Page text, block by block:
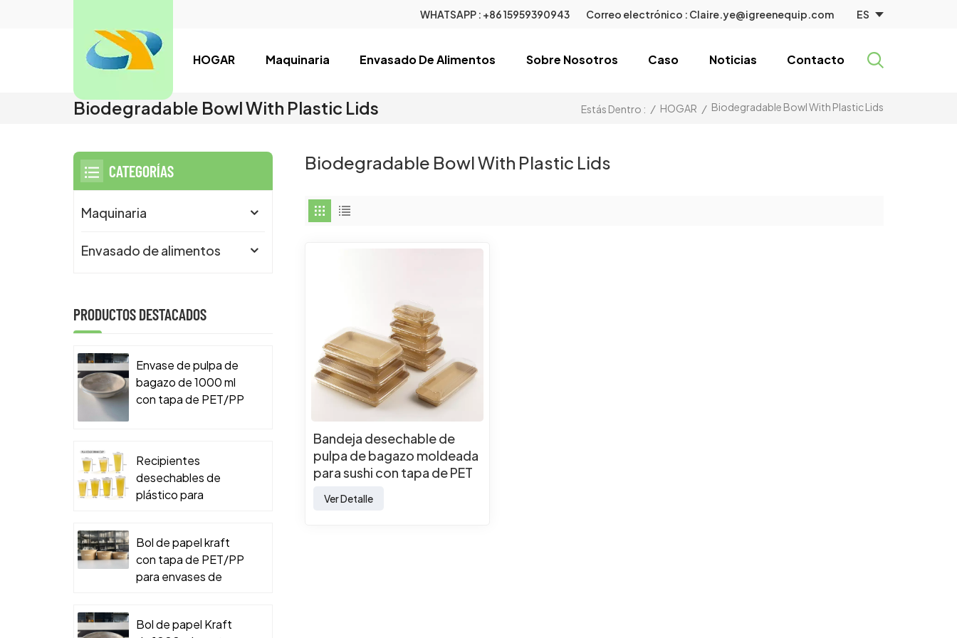
WHATSAPP : +86 15959390943 Correo electrónico : Claire.ye@igreenequip.com ES
HOGAR Maquinaria Envasado De Alimentos Sobre Nosotros Caso Noticias Contacto
Biodegradable Bowl With Plastic Lids Estás Dentro : / HOGAR / Biodegradable Bowl With Plastic Lids
Biodegradable Bowl With Plastic Lids
Bandeja desechable de
pulpa de bagazo moldeada
para sushi con tapa de PET
para llevar.
Ver Detalle
CATEGORÍAS
Maquinaria
Envasado de alimentos
PRODUCTOS DESTACADOS
Envase de pulpa de
bagazo de 1000 ml
con tapa de PET/PP
Recipientes
desechables de
plástico para
Bol de papel kraft
con tapa de PET/PP
para envases de
Bol de papel Kraft